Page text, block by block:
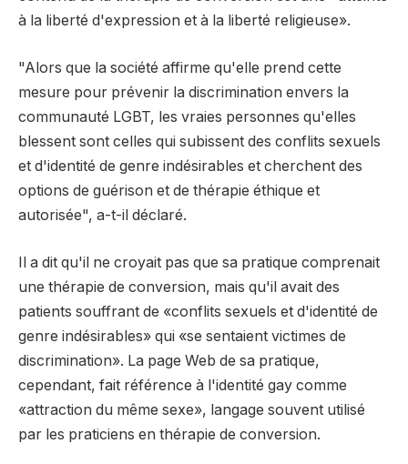
à la liberté d'expression et à la liberté religieuse».
"Alors que la société affirme qu'elle prend cette
mesure pour prévenir la discrimination envers la
communauté LGBT, les vraies personnes qu'elles
blessent sont celles qui subissent des conflits sexuels
et d'identité de genre indésirables et cherchent des
options de guérison et de thérapie éthique et
autorisée", a-t-il déclaré.
Il a dit qu'il ne croyait pas que sa pratique comprenait
une thérapie de conversion, mais qu'il avait des
patients souffrant de «conflits sexuels et d'identité de
genre indésirables» qui «se sentaient victimes de
discrimination». La page Web de sa pratique,
cependant, fait référence à l'identité gay comme
«attraction du même sexe», langage souvent utilisé
par les praticiens en thérapie de conversion.